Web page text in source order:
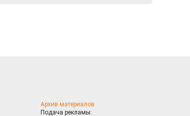
Архив материалов
Подача рекламы: